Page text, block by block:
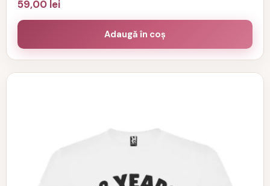
59,00 lei
Adaugă în coș
Acest